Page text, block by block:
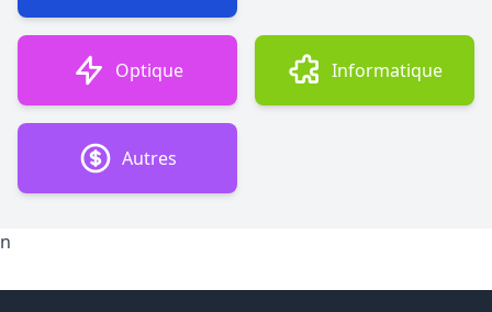
Optique Informatique
Autres
n